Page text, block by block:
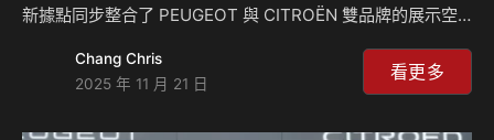
新據點同步整合了 PEUGEOT 與 CITROËN 雙品牌的展示空
養的一站式服務，以更完整的品牌體驗迎接大台北地區的消費
者及車主。 星聯汽車「台北市北投新車展示暨授權服務廠」
Chang Chris
2025 年 11 月 21 日
看更多